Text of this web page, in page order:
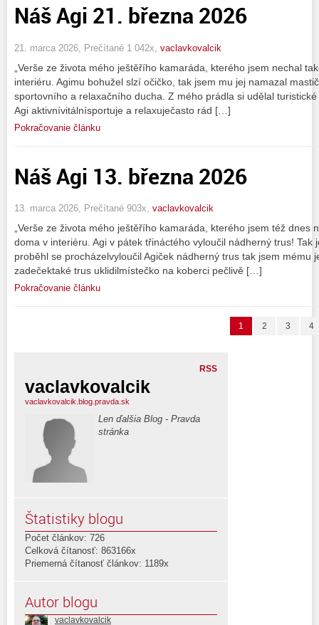
Náš Agi 21. března 2026
21. marca 2026, Prečítané 1 042x, vaclavkovalcik
„Verše ze života mého ještěřího kamaráda, kterého jsem nechal
interiéru. Agimu bohužel slzí očičko, tak jsem mu jej namazal
sportovního a relaxačního ducha. Z mého prádla si udělal
Agi aktivnívitálnísportuje a relaxuječasto rád […]
Pokračovanie článku
Náš Agi 13. března 2026
13. marca 2026, Prečítané 903x, vaclavkovalcik
„Verše ze života mého ještěřího kamaráda, kterého jsem též dnes
doma v interiéru. Agi v pátek třináctého vyloučil nádherný trus! Tak
proběhl se procházelvyloučil Agiček nádherný trus tak jsem mému
zadečektaké trus uklidilmístečko na koberci pečlivě […]
Pokračovanie článku
1 2 3 4
RSS
vaclavkovalcik
vaclavkovalcik.blog.pravda.sk
Len ďalšia Blog - Pravda
stránka
Štatistiky blogu
Počet článkov: 726
Celková čítanosť: 863166x
Priemerná čítanosť článkov: 1189x
Autor blogu
vaclavkovalcik